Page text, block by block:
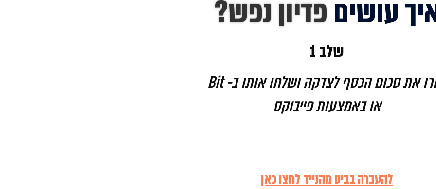
עושיםפדיון נפש?
שלב 1
את סכום הכסף לצדקהושלחו אותו ב- Bit
או באמצעות פייבוקס
להעברה בביט מהניידלחצו כאן